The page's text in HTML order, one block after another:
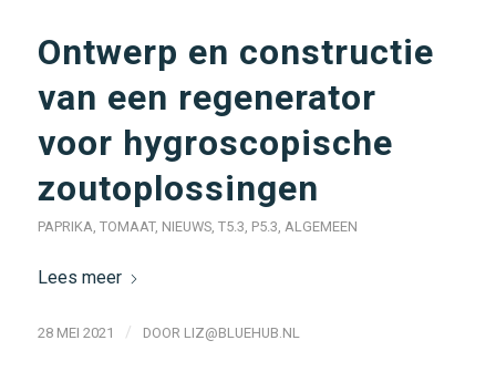
Ontwerp en constructie
van een regenerator
voor hygroscopische
zoutoplossingen
PAPRIKA, TOMAAT, NIEUWS, T5.3, P5.3, ALGEMEEN
Lees meer
28 MEI 2021 / DOOR LIZ@BLUEHUB.NL